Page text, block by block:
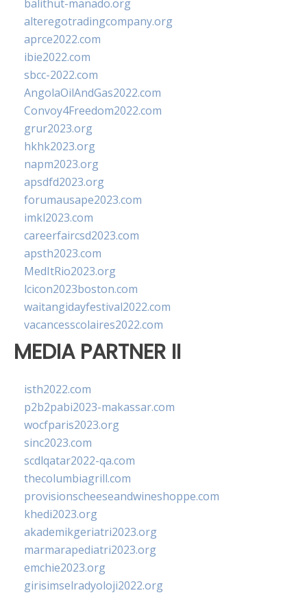
balithut-manado.org
alteregotradingcompany.org
aprce2022.com
ibie2022.com
sbcc-2022.com
AngolaOilAndGas2022.com
Convoy4Freedom2022.com
grur2023.org
hkhk2023.org
napm2023.org
apsdfd2023.org
forumausape2023.com
imkl2023.com
careerfaircsd2023.com
apsth2023.com
MedItRio2023.org
lcicon2023boston.com
waitangidayfestival2022.com
vacancesscolaires2022.com
MEDIA PARTNER II
isth2022.com
p2b2pabi2023-makassar.com
wocfparis2023.org
sinc2023.com
scdlqatar2022-qa.com
thecolumbiagrill.com
provisionscheeseandwineshoppe.com
khedi2023.org
akademikgeriatri2023.org
marmarapediatri2023.org
emchie2023.org
girisimselradyoloji2022.org